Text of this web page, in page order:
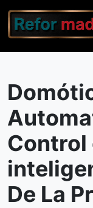
Inicio Pelayos De La
Control
De La